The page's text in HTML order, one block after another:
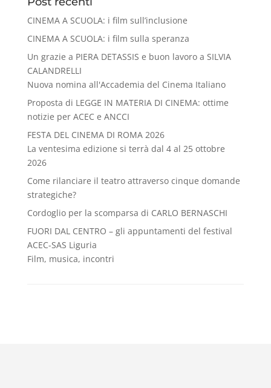
CINEMA A SCUOLA: i film sull’inclusione
CINEMA A SCUOLA: i film sulla speranza
Un grazie a PIERA DETASSIS e buon lavoro a SILVIA
CALANDRELLI
Nuova nomina all'Accademia del Cinema Italiano
Proposta di LEGGE IN MATERIA DI CINEMA: ottime
notizie per ACEC e ANCCI
FESTA DEL CINEMA DI ROMA 2026
La ventesima edizione si terrà dal 4 al 25 ottobre
2026
Come rilanciare il teatro attraverso cinque domande
strategiche?
Cordoglio per la scomparsa di CARLO BERNASCHI
FUORI DAL CENTRO – gli appuntamenti del festival
ACEC-SAS Liguria
Film, musica, incontri